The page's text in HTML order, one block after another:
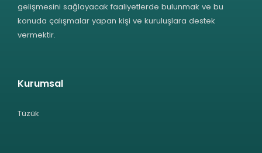
gelişmesini sağlayacak faaliyetlerde bulunmak ve bu
konuda çalışmalar yapan kişi ve kuruluşlara destek
vermektir.
Kurumsal
Tüzük